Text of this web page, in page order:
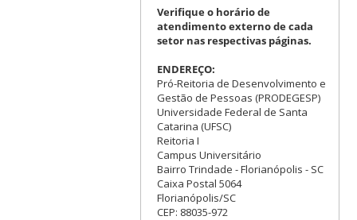
Verifique o horário de
atendimento externo de cada
setor nas respectivas páginas.
ENDEREÇO:
Pró-Reitoria de Desenvolvimento e
Gestão de Pessoas (PRODEGESP)
Universidade Federal de Santa
Catarina (UFSC)
Reitoria I
Campus Universitário
Bairro Trindade - Florianópolis - SC
Caixa Postal 5064
Florianópolis/SC
CEP: 88035-972